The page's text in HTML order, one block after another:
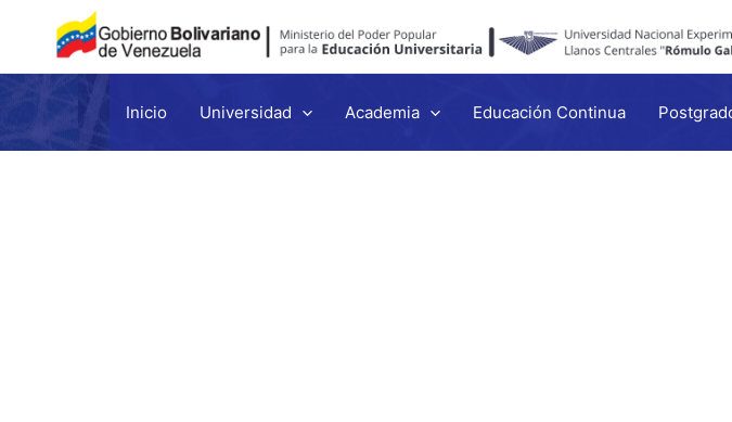
al
Inicio Universidad Academia Educación Continua